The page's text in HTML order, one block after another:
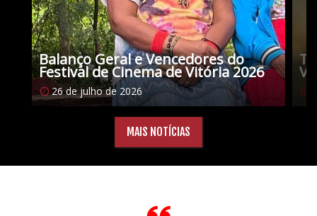
Balanço Geral e Vencedores do
Festival de Cinema de Vitória 2026
26 de julho de 2026
MAIS NOTÍCIAS